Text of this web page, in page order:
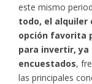
este mismo
todo, el alquiler
opción favorita
para invertir, ya
encuestados,
las principales